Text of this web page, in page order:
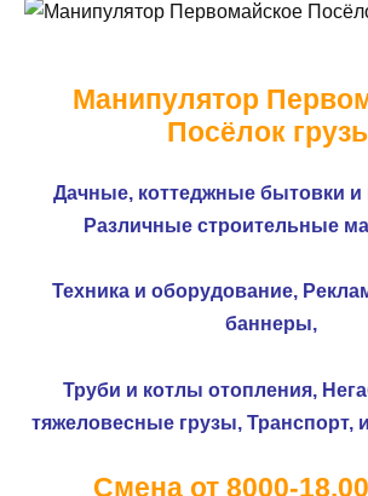
Манипулятор
Посёлок
Дачные, коттеджные бытовки и
Различные строительные
Техника и оборудование,
баннеры,
Труби и котлы отопления,
тяжеловесные грузы, Транспорт,
Смена от 8000-